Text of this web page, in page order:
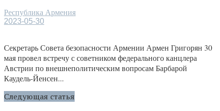
Республика Армения
2023-05-30
Секретарь Совета безопасности Армении Армен Григорян 30
мая провел встречу с советником федерального канцлера
Австрии по внешнеполитическим вопросам Барбарой
Каудель-Йенсен...
Следующая статья